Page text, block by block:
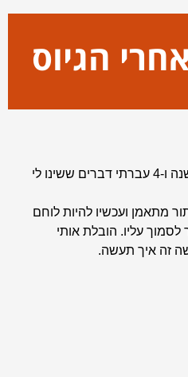
הגיוס
״לאופולד, אני רוצה שתדע שעברתי מסע ששינה לי את החיים, התחלתי ילד שהיה בתקופת מלשב ועכשיו אחרי שנה ו-4 עברתי דברים ששינו לי
מתאמן ועכשיו להיות לוחם
עליו. הובלת אותי
זה איך תעשה.